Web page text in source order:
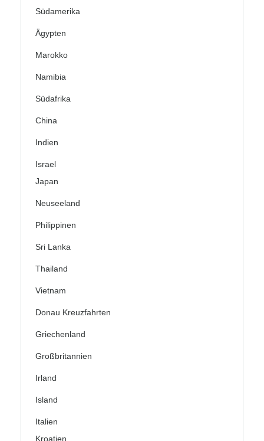
Südamerika
Ägypten
Marokko
Namibia
Südafrika
China
Indien
Israel
Japan
Neuseeland
Philippinen
Sri Lanka
Thailand
Vietnam
Donau Kreuzfahrten
Griechenland
Großbritannien
Irland
Island
Italien
Kroatien